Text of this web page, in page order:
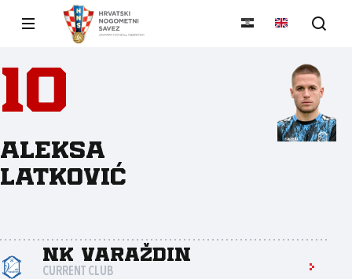
10
Aleksa
Latković
NK Varaždin
CURRENT CLUB